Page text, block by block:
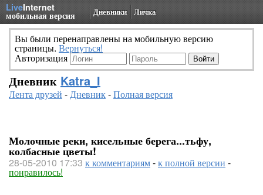
LiveInternet
мобильная версия Дневники Личка
Вы были перенаправлены на мобильную версию
страницы. Вернуться!
Авторизация
Дневник Katra_I
Лента друзей -Дневник-Полная версия
Молочные реки, кисельные берега...тьфу,
колбасные цветы!
28-05-2010 17:33 к комментариям-к полной версии -
понравилось!